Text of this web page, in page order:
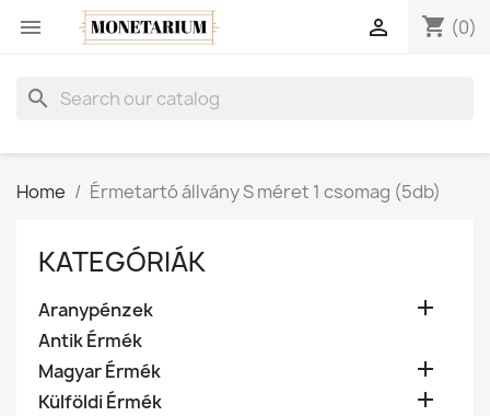
 shopping_cart (0)

search
Home Érmetartó állvány S méret 1 csomag (5db)
KATEGÓRIÁK
Aranypénzek 
Antik Érmék
Magyar Érmék

Külföldi Érmék 